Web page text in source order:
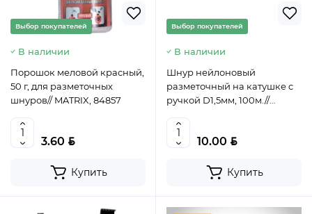
Выбор покупателей
В наличии
Порошок меловой красный,
50 г, для разметочных
шнуров// MATRIX, 84857
3.60 BYN
Купить
Выбор покупателей
В наличии
Шнур нейлоновый
разметочный на катушке c
ручкой D1,5мм, 100м.//
4044996163093
10.00 BYN
Купить